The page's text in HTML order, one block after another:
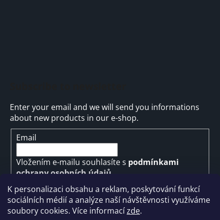
K personalizaci obsahu a reklam, poskytování funkcí
sociálních médií a analýze naší návštěvnosti využíváme
soubory cookies. Více informacízde.
Enter your email and we will send you informations
about new products in our e-shop.
Email
Vložením e-mailu souhlasíte s podmínkami
ochrany osobních údajů
SUBSCRIBE